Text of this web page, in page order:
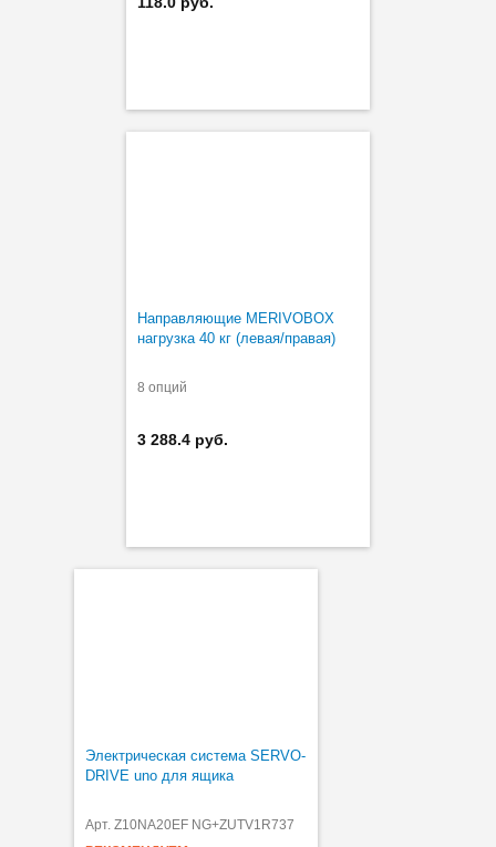
Направляющие MERIVOBOX
нагрузка 40 кг (левая/правая)
8 опций
3 288.4 руб.
Электрическая система SERVO-
DRIVE uno для ящика
Арт. Z10NA20EF NG+ZUTV1R737